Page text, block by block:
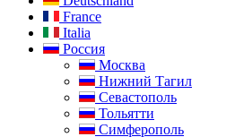
France
Italia
Россия
Москва
Нижний Тагил
Севастополь
Тольятти
Симферополь